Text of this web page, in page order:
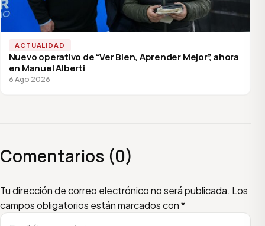
ACTUALIDAD
Nuevo operativo de “Ver Bien, Aprender Mejor”, ahora
en Manuel Alberti
6 Ago 2026
Comentarios (0)
Tu dirección de correo electrónico no será publicada. Los
campos obligatorios están marcados con*
Escribí tu comentario
Nombre
Email